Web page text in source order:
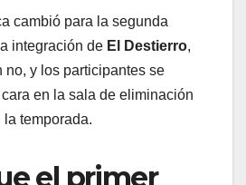
cambió para la segunda
integración de El Destierro,
no, y los participantes se
en la sala de eliminación
la temporada.
el primer